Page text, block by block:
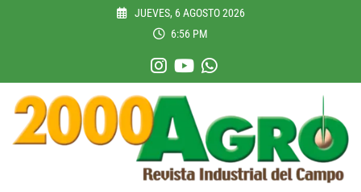
JUEVES, 6 AGOSTO 2026
6:56 PM